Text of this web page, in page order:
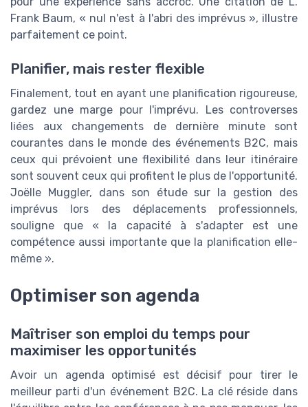
Frank Baum, « nul n'est à l'abri des imprévus », illustre
parfaitement ce point.
Planifier, mais rester flexible
Finalement, tout en ayant une planification rigoureuse,
gardez une marge pour l'imprévu. Les controverses
liées aux changements de dernière minute sont
courantes dans le monde des événements B2C, mais
ceux qui prévoient une flexibilité dans leur itinéraire
sont souvent ceux qui profitent le plus de l'opportunité.
Joëlle Muggler, dans son étude sur la gestion des
imprévus lors des déplacements professionnels,
souligne que « la capacité à s'adapter est une
compétence aussi importante que la planification elle-
même ».
Optimiser son agenda
Maîtriser son emploi du temps pour
maximiser les opportunités
Avoir un agenda optimisé est décisif pour tirer le
meilleur parti d'un événement B2C. La clé réside dans